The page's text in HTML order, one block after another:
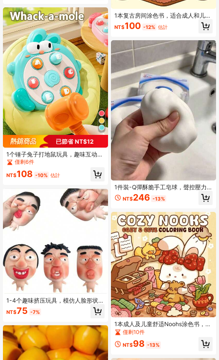
已節省 NT$12
1个锤子兔子打地鼠玩具，趣味互动游
戏，适合3岁以上儿童的早教玩具，男
（无声音）
僅剩6件
NT$108 -10% 估計
1-4个趣味挤压玩具，模仿人脸形状，
超柔软挤压减压玩具，成人减压玩
具，模仿人脸柔软趣味玩具，生日礼
物，情人节礼物
NT$75 -7%
1本复古房间涂色书，适合成人和儿
童，学习用品，玩具，适合返校季，
大胆简约设计，放松身心，圣诞节，
NT$100 -12% 估計
1件裝-Q彈酥脆手工皂球，聲控壓力
緩解捏捏玩具，超柔軟易捏，適合青
少年與成人舒壓，-生日禮物-節日禮
具-情緒療癒玩具，情緒壓力緩解玩
具，ASMR
NT$246 -13%
1本成人及儿童舒适Noohs涂色书，学
习用品玩具，适合开学季，简约大胆
的设计，放松身心，圣诞节、万圣
节、生日、儿童节礼物
僅剩10件
NT$98 -13%